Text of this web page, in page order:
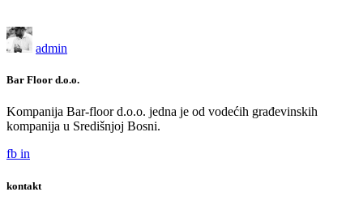
admin
Bar Floor d.o.o.
Kompanija Bar-floor d.o.o. jedna je od vodećih građevinskih
kompanija u Središnjoj Bosni.
fb in
kontakt